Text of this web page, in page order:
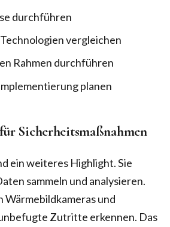
durchführen
vergleichen
Rahmen durchführen
planen
Sicherheitsmaßnahmen
ein weiteres Highlight. Sie
sammeln und analysieren.
Wärmebildkameras und
Zutritte erkennen. Das